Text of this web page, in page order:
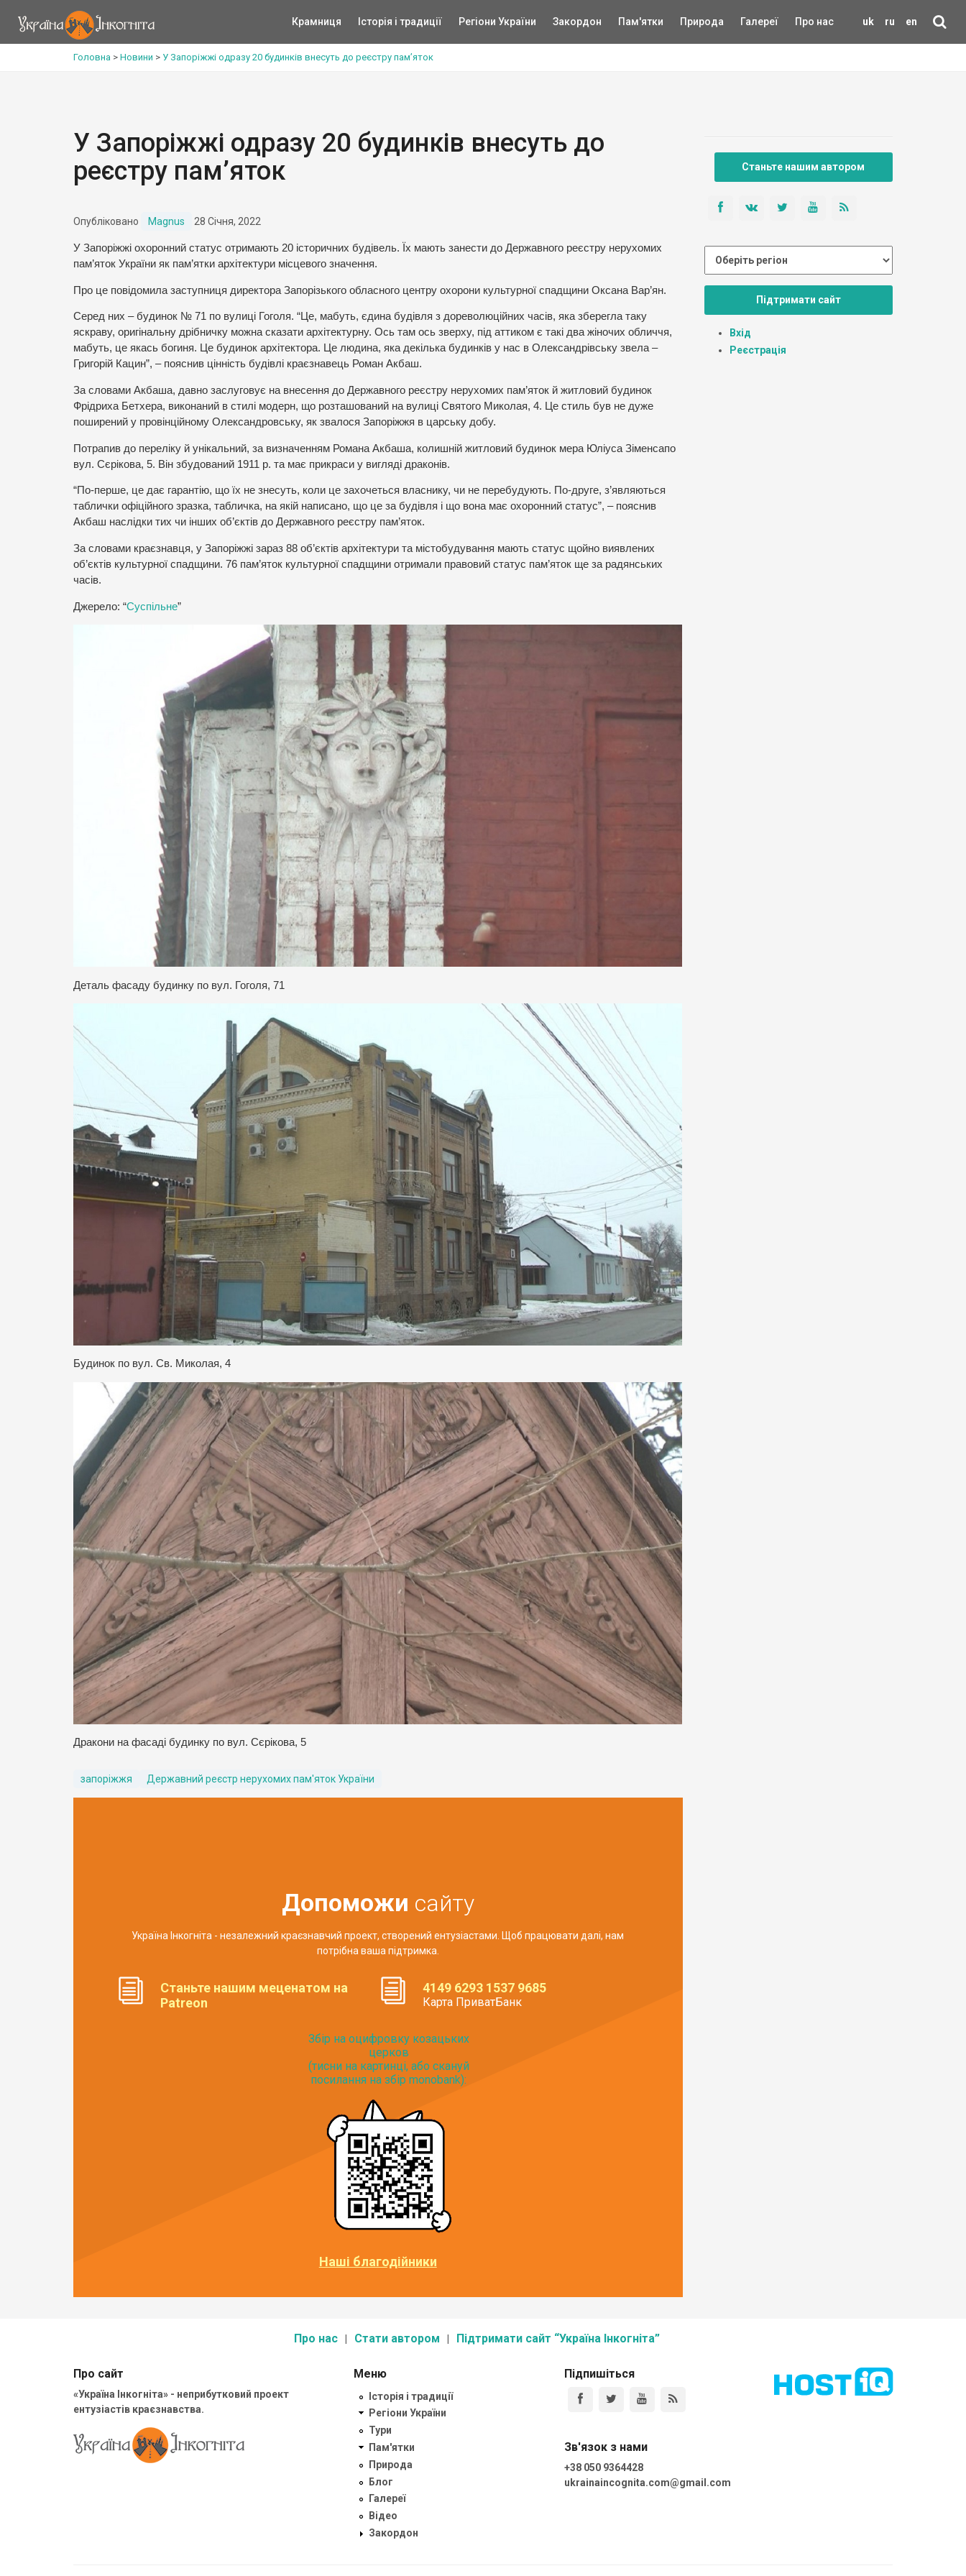
uk ru en
Крамниця Історія і традиції Регіони України Закордон Пам'ятки Природа Галереї Про нас
Головна > Новини > У Запоріжжі одразу 20 будинків внесуть до реєстру пам’яток
У Запоріжжі одразу 20 будинків внесуть до
реєстру пам’яток
Опубліковано Magnus 28 Січня, 2022
У Запоріжжі охоронний статус отримають 20 історичних будівель. Їх мають занести до Державного реєстру нерухомих
пам’яток України як пам’ятки архітектури місцевого значення.
Про це повідомила заступниця директора Запорізького обласного центру охорони культурної спадщини Оксана Вар’ян.
Серед них – будинок № 71 по вулиці Гоголя. “Це, мабуть, єдина будівля з дореволюційних часів, яка зберегла таку
яскраву, оригінальну дрібничку можна сказати архітектурну. Ось там ось зверху, під аттиком є такі два жіночих обличчя,
мабуть, це якась богиня. Це будинок архітектора. Це людина, яка декілька будинків у нас в Олександрівську звела –
Григорій Кацин”, – пояснив цінність будівлі краєзнавець Роман Акбаш.
За словами Акбаша, давно заслуговує на внесення до Державного реєстру нерухомих пам’яток й житловий будинок
Фрідриха Бетхера, виконаний в стилі модерн, що розташований на вулиці Святого Миколая, 4. Це стиль був не дуже
поширений у провінційному Олександровську, як звалося Запоріжжя в царську добу.
Потрапив до переліку й унікальний, за визначенням Романа Акбаша, колишній житловий будинок мера Юліуса Зіменсапо
вул. Сєрікова, 5. Він збудований 1911 р. та має прикраси у вигляді драконів.
“По-перше, це дає гарантію, що їх не знесуть, коли це захочеться власнику, чи не перебудують. По-друге, з’являються
таблички офіційного зразка, табличка, на якій написано, що це за будівля і що вона має охоронний статус”, – пояснив
Акбаш наслідки тих чи інших об’єктів до Державного реєстру пам’яток.
За словами краєзнавця, у Запоріжжі зараз 88 об’єктів архітектури та містобудування мають статус щойно виявлених
об’єктів культурної спадщини. 76 пам’яток культурної спадщини отримали правовий статус пам’яток ще за радянських
часів.
Джерело: “Суспільне”
Деталь фасаду будинку по вул. Гоголя, 71
Будинок по вул. Св. Миколая, 4
Дракони на фасаді будинку по вул. Сєрікова, 5
запоріжжя Державний реєстр нерухомих пам'яток України
Допоможи сайту
Україна Інкогніта - незалежний краєзнавчий проект, створений ентузіастами. Щоб працювати далі, нам
потрібна ваша підтримка.
Станьте нашим меценатом на
Patreon
4149 6293 1537 9685
Карта ПриватБанк
Збір на оцифровку козацьких
церков
(тисни на картинці, або скануй
посилання на збір monobank):
Наші благодійники
Станьте нашим автором
Підтримати сайт
Вхід
Реєстрація
Про нас Стати автором Підтримати сайт “Україна Інкогніта”
Про сайт
«Україна Інкогніта» - неприбутковий проект
ентузіастів краєзнавства.
Меню
Історія і традиції
Регіони України
Тури
Пам'ятки
Природа
Блог
Галереї
Відео
Закордон
Підпишіться
Зв'язок з нами
+38 050 9364428
ukrainaincognita.com@gmail.com